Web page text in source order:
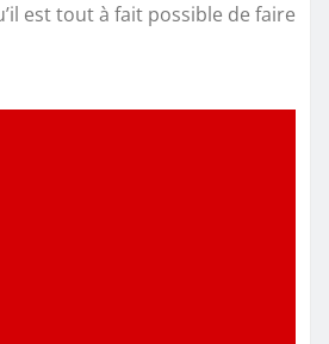
est tout à fait possible de faire